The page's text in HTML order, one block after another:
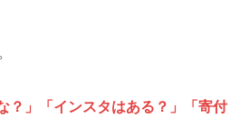
？」「インスタはある？」「寄付